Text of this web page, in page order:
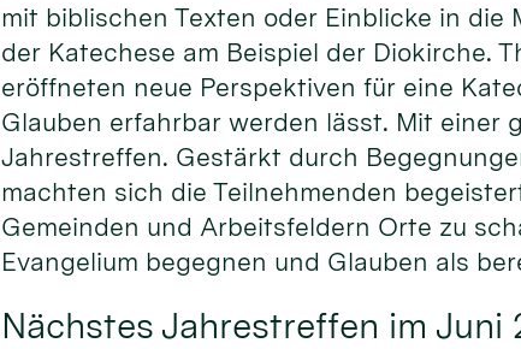
mit biblischen Texten oder Einblicke in
der Katechese am Beispiel der Diokirche.
eröffneten neue Perspektiven für eine
Glauben erfahrbar werden lässt. Mit einer
Jahrestreffen. Gestärkt durch
machten sich die Teilnehmenden
Gemeinden und Arbeitsfeldern Orte zu
Evangelium begegnen und Glauben als
Nächstes Jahrestreffen im Juni